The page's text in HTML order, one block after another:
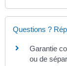
Questions ?
Garantie
ou de